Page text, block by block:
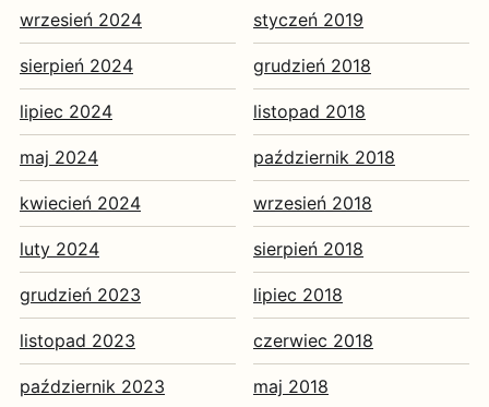
wrzesień 2024
sierpień 2024
lipiec 2024
maj 2024
kwiecień 2024
luty 2024
grudzień 2023
listopad 2023
październik 2023
styczeń 2019
grudzień 2018
listopad 2018
październik 2018
wrzesień 2018
sierpień 2018
lipiec 2018
czerwiec 2018
maj 2018